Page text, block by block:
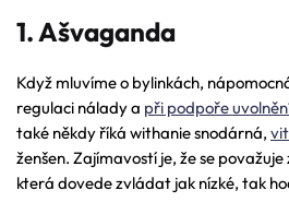
1. Ašvaganda
Když mluvíme o bylinkách,
regulaci nálady a při podpoře
také někdy říká withanie snodárná,
ženšen. Zajímavostí je, že se
která dovede zvládat jak nízké, tak